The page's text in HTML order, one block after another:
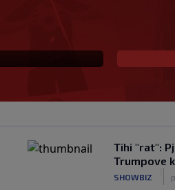
Tihi "rat":
Trumpove
SHOWBIZ